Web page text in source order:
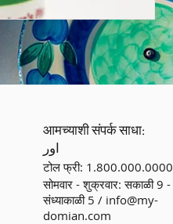
आमच्याशी संपर्क साधा:
اور
टोल फ्री: 1.800.000.0000
सोमवार - शुक्रवार: सकाळी 9 -
संध्याकाळी 5 / info@my-
domian.com